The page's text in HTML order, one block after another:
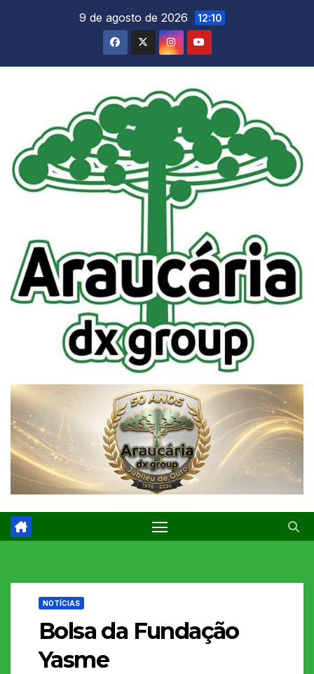
9 de agosto de 2026 12:10
NOTÍCIAS
Bolsa da Fundação
Yasme